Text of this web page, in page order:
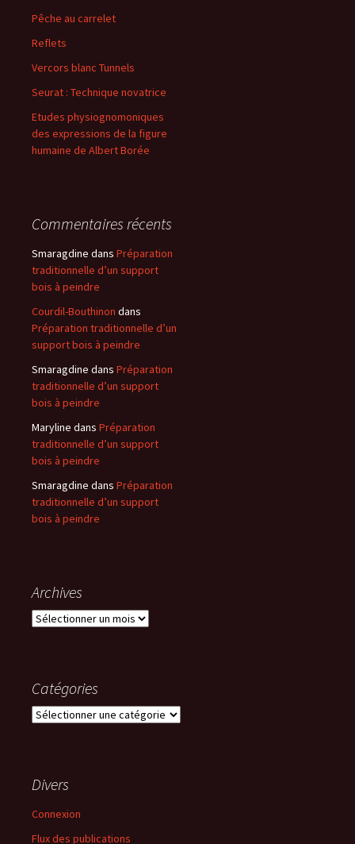
Pêche au carrelet
Reflets
Vercors blanc Tunnels
Seurat : Technique novatrice
Etudes physiognomoniques
des expressions de la figure
humaine de Albert Borée
Commentaires récents
Smaragdine dans Préparation
traditionnelle d’un support
bois à peindre
Courdil-Bouthinon dans
Préparation traditionnelle d’un
support bois à peindre
Smaragdine dans Préparation
traditionnelle d’un support
bois à peindre
Maryline dans Préparation
traditionnelle d’un support
bois à peindre
Smaragdine dans Préparation
traditionnelle d’un support
bois à peindre
Archives
Archives
Catégories
Catégories
Divers
Connexion
Flux des publications